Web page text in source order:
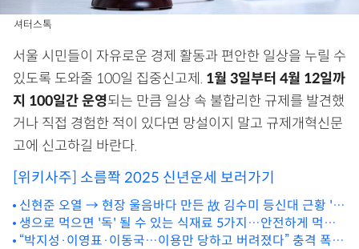
셔터스톡
서울 시민들이 자유로운 경제 활동과 편안한 일상을 누릴 수
있도록 도와줄 100일 집중신고제. 1월 3일부터 4월 12일까
지 100일간 운영되는 만큼 일상 속 불합리한 규제를 발견했
거나 직접 경험한 적이 있다면 망설이지 말고 규제개혁신문
고에 신고하길 바란다.
[위키사주] 소름쫙 2025 신년운세 보러가기
신현준 오열 → 현장 울음바다 만든 故 김수미 등신대 근황 '먹
먹'
생으로 먹으면 '독' 될 수 있는 식재료 5가지…안전하게 먹는
방법은?
“박지성·이영표·이동국…이용만 당하고 버려졌다” 충격 폭로